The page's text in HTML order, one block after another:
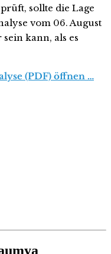
sollte die Lage
vom 06. August
kann, als es
(PDF) öffnen …